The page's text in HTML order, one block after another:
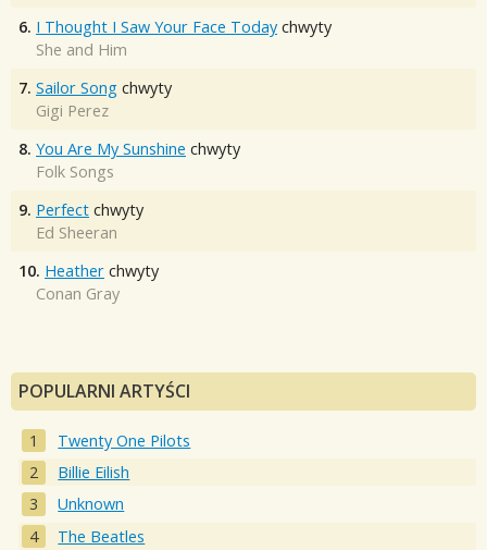
6. I Thought I Saw Your Face Today chwyty
She and Him
7. Sailor Song chwyty
Gigi Perez
8. You Are My Sunshine chwyty
Folk Songs
9. Perfect chwyty
Ed Sheeran
10. Heather chwyty
Conan Gray
POPULARNI ARTYŚCI
Twenty One Pilots
Billie Eilish
Unknown
The Beatles